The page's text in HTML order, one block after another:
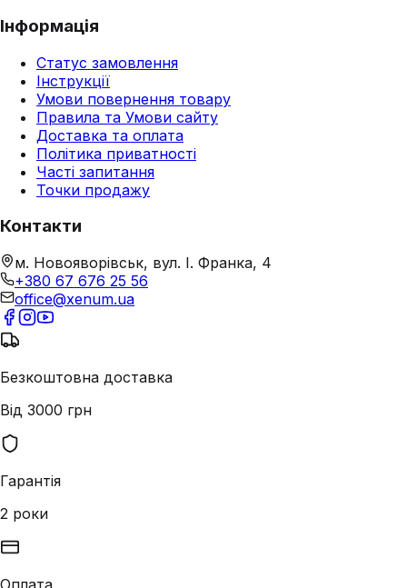
Інформація
Статус замовлення
Інструкції
Умови повернення товару
Правила та Умови сайту
Доставка та оплата
Політика приватності
Часті запитання
Точки продажу
Контакти
м. Новояворівськ, вул. І. Франка, 4
+380 67 676 25 56
office@xenum.ua
Безкоштовна доставка
Від 3000 грн
Гарантія
2 роки